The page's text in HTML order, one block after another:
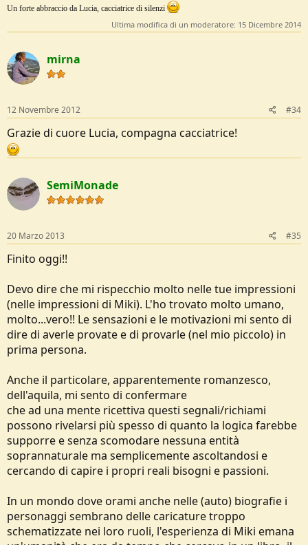
Un forte abbraccio da Lucia, cacciatrice di silenzi
Ultima modifica di un moderatore: 15 Dicembre 2014
mirna
12 Novembre 2012 #34
Grazie di cuore Lucia, compagna cacciatrice!
SemiMonade
20 Marzo 2013 #35
Finito oggi!!
Devo dire che mi rispecchio molto nelle tue impressioni
(nelle impressioni di Miki). L'ho trovato molto umano,
molto...vero!! Le sensazioni e le motivazioni mi sento di
dire di averle provate e di provarle (nel mio piccolo) in
prima persona.
Anche il particolare, apparentemente romanzesco,
dell'aquila, mi sento di confermare
che ad una mente ricettiva questi segnali/richiami
possono rivelarsi più spesso di quanto la logica farebbe
supporre e senza scomodare nessuna entità
soprannaturale ma semplicemente ascoltandosi e
cercando di capire i propri reali bisogni e passioni.
In un mondo dove orami anche nelle (auto) biografie i
personaggi sembrano delle caricature troppo
schematizzate nei loro ruoli, l'esperienza di Miki emana